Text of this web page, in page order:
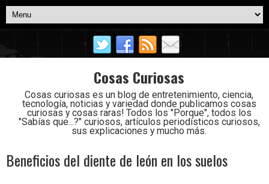
Cosas Curiosas
Cosas curiosas es un blog de entretenimiento, ciencia,
tecnología, noticias y variedad donde publicamos cosas
curiosas y cosas raras! Todos los "Porque", todos los
"Sabías que...?" curiosos, artículos periodísticos curiosos,
sus explicaciones y mucho más.
Beneficios del diente de león en los suelos